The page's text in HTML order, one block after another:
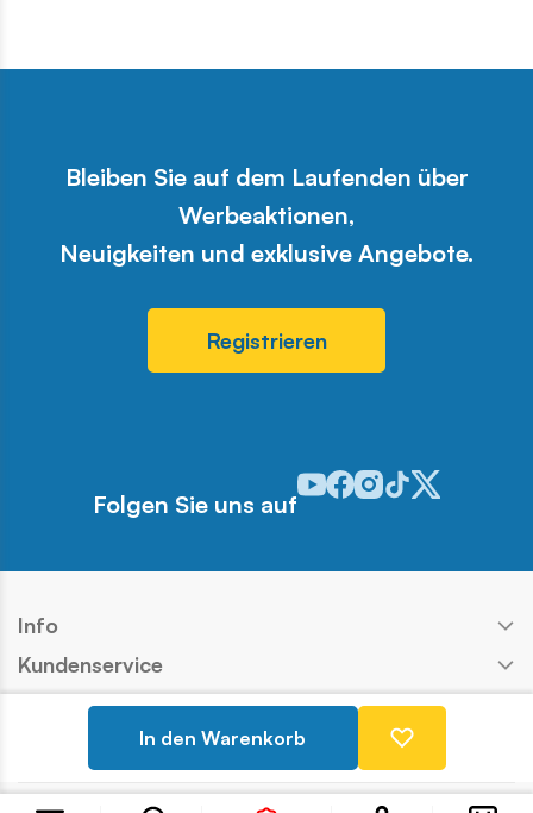
In den Warenkorb
Bleiben Sie auf dem Laufenden über
Werbeaktionen,
Neuigkeiten und exklusive Angebote.
Registrieren
Folgen Sie uns auf
Odwiedź nasz profil w
Odwiedź nasz profil w
Odwiedź nasz profil w
Odwiedź nasz
Odwiedź nasz
Info
Kundenservice